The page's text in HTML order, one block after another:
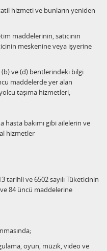
hizmeti ve bunların yeniden
maddelerinin, satıcının
meskenine veya işyerine
(b) ve (d) bentlerindeki bilgi
maddelerde yer alan
taşıma hizmetleri,
hasta bakımı gibi ailelerin ve
hizmetler
tarihli ve 6502 sayılı Tüketicinin
84 üncü maddelerine
oyun, müzik, video ve